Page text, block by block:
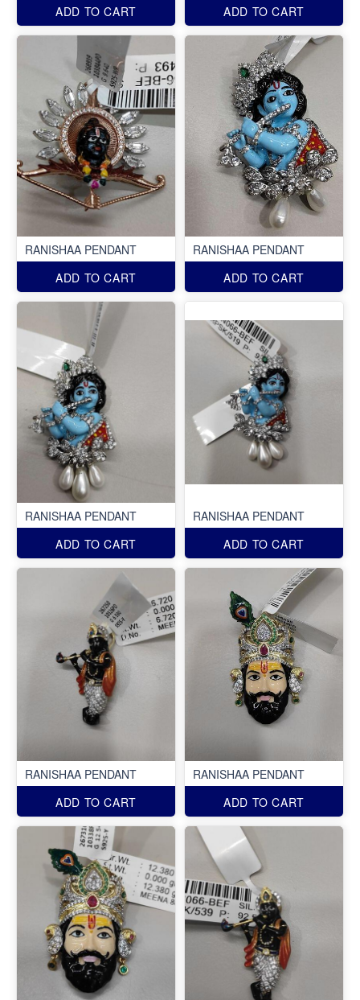
ADD TO CART ADD TO CART
RANISHAA PENDANT
ADD TO CART
RANISHAA PENDANT
ADD TO CART
RANISHAA PENDANT
ADD TO CART
RANISHAA PENDANT
ADD TO CART
RANISHAA PENDANT
ADD TO CART
RANISHAA PENDANT
ADD TO CART